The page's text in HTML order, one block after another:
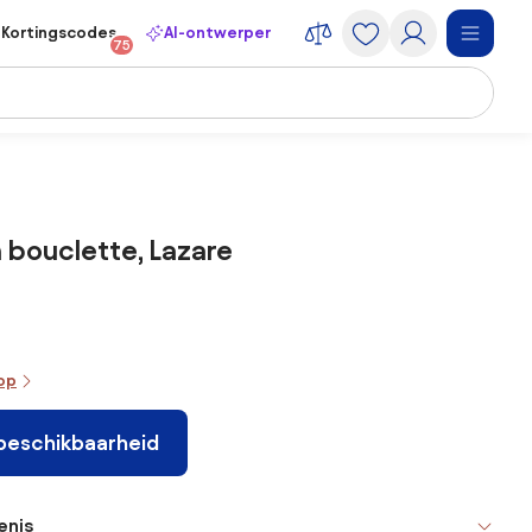
Kortingscodes
75
AI-ontwerper
bouclette, Lazare